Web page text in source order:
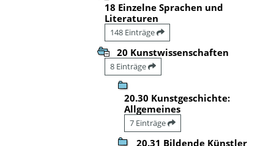
18 Einzelne Sprachen und
Literaturen
148 Einträge
20 Kunstwissenschaften
8 Einträge
20.30 Kunstgeschichte:
Allgemeines
7 Einträge
20.31 Bildende Künstler